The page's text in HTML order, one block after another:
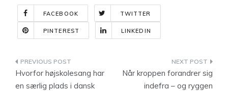
FACEBOOK TWITTER
PINTEREST LINKEDIN
Indlægsnavigation
Hvorfor højskolesang har
en særlig plads i dansk
Når kroppen forandrer sig
indefra – og ryggen